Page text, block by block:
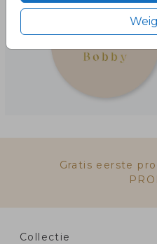
Gratis eerste
Collectie